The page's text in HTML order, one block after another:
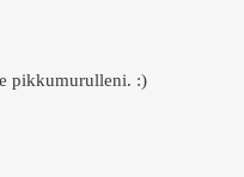
pikkumurulleni. :)